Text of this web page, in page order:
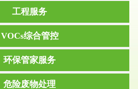
工程服务
VOCs综合管控
环保管家服务
危险废物处理